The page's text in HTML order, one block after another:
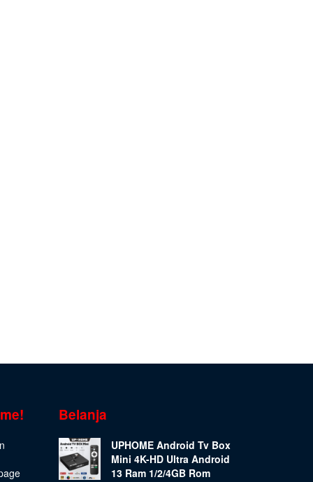
Belanja
UPHOME Android Tv Box
Mini 4K-HD Ultra Android
13 Ram 1/2/4GB Rom